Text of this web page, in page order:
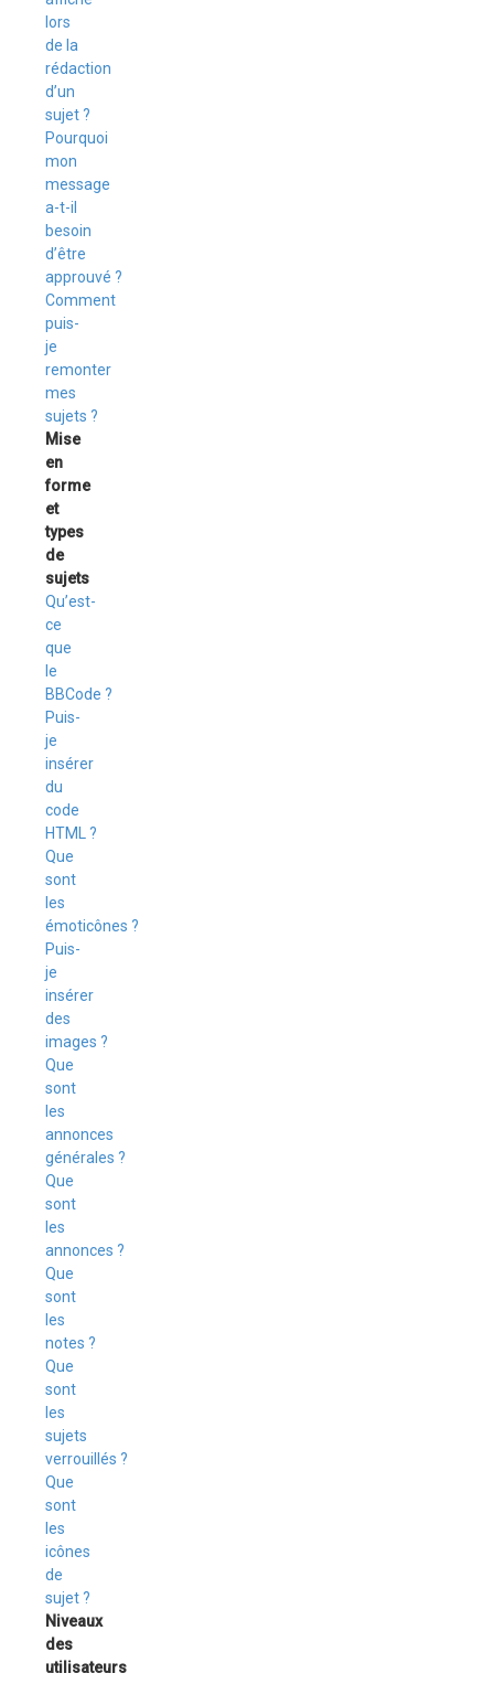
lors
de la
rédaction
d’un
sujet ?
Pourquoi
mon
message
a-t-il
besoin
d’être
approuvé ?
Comment
puis-
je
remonter
mes
sujets ?
Mise
en
forme
et
types
de
sujets
Qu’est-
ce
que
le
BBCode ?
Puis-
je
insérer
du
code
HTML ?
Que
sont
les
émoticônes ?
Puis-
je
insérer
des
images ?
Que
sont
les
annonces
générales ?
Que
sont
les
annonces ?
Que
sont
les
notes ?
Que
sont
les
sujets
verrouillés ?
Que
sont
les
icônes
de
sujet ?
Niveaux
des
utilisateurs